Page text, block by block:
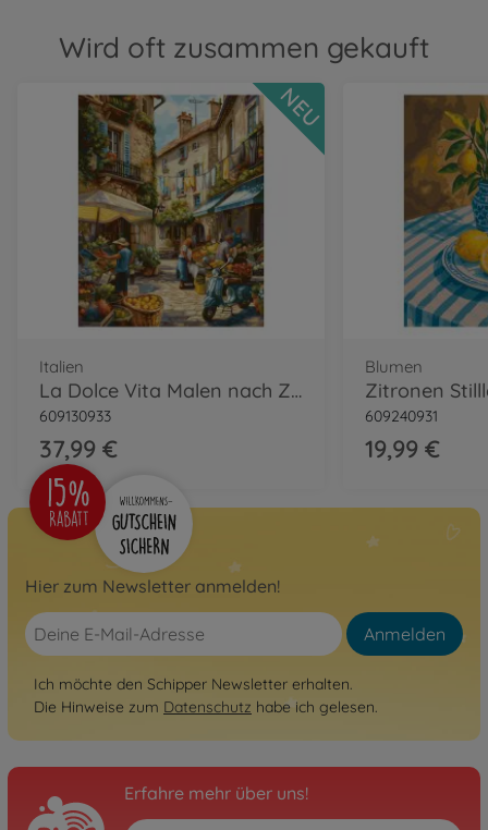
Wird oft zusammen gekauft
Italien
La Dolce Vita Malen nach Zahlen
609130933
37,99 €
NEU
Blumen
609240931
19,99 €
Hier zum Newsletter anmelden!
Anmelden
Ich möchte den Schipper Newsletter erhalten.
Die Hinweise zum Datenschutz habe ich gelesen.
Erfahre mehr über uns!